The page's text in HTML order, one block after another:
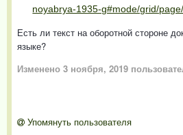
noyabrya-1935-g#mode/grid/
Есть ли текст на оборотной стороне
языке?
Изменено 3 ноября, 2019
Упомянуть пользователя